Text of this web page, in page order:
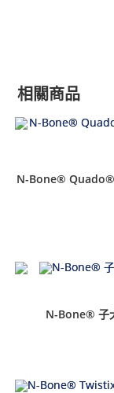
相關商品
N-Bone® Quado®
N-Bone® 子